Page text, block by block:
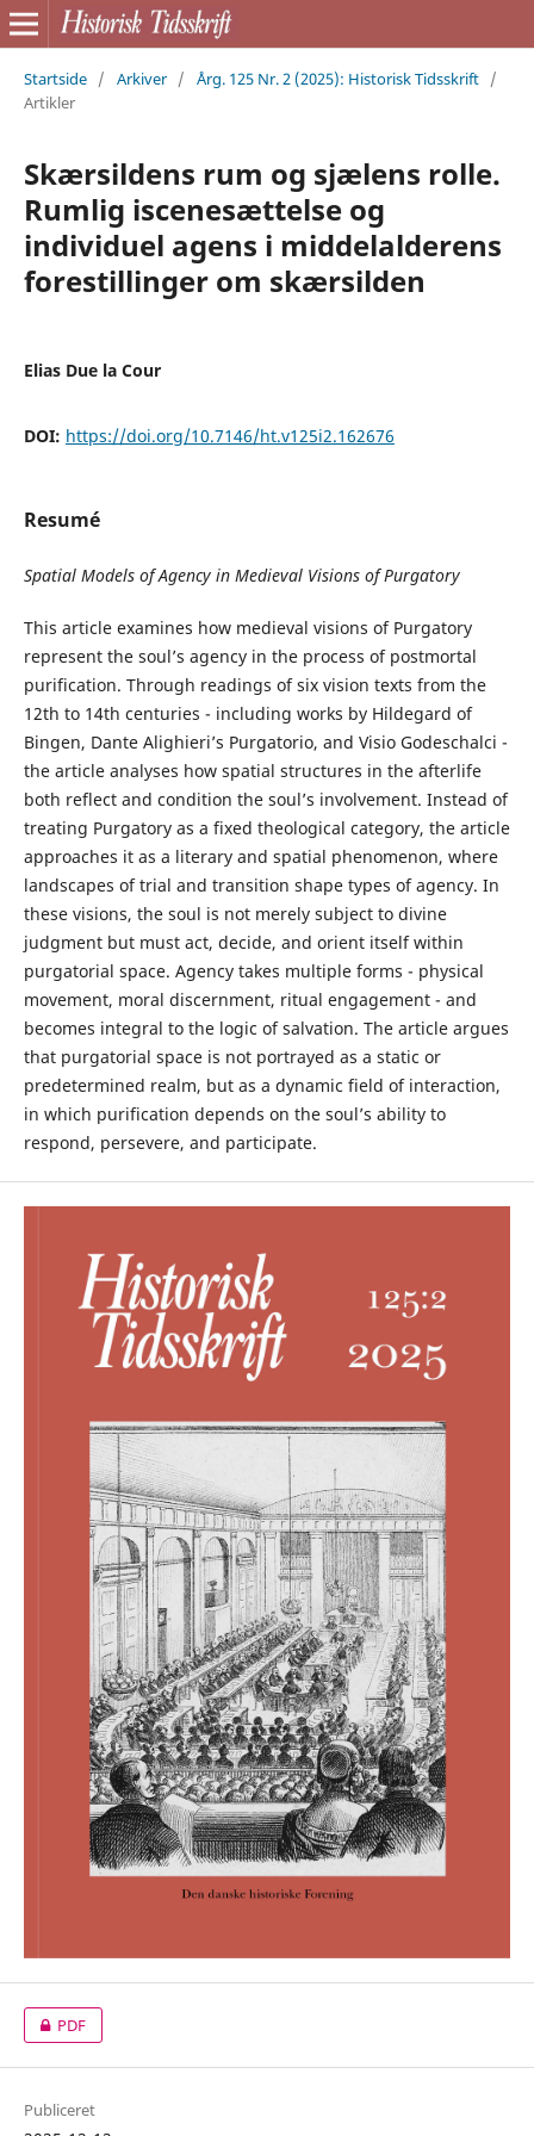
Startside / Arkiver / Årg. 125 Nr. 2 (2025): Historisk Tidsskrift /
Artikler
Skærsildens rum og sjælens rolle.
Rumlig iscenesættelse og
individuel agens i middelalderens
forestillinger om skærsilden
Elias Due la Cour
DOI: https://doi.org/10.7146/ht.v125i2.162676
Resumé
Spatial Models of Agency in Medieval Visions of Purgatory
This article examines how medieval visions of Purgatory
represent the soul’s agency in the process of postmortal
purification. Through readings of six vision texts from the
12th to 14th centuries - including works by Hildegard of
Bingen, Dante Alighieri’s Purgatorio, and Visio Godeschalci -
the article analyses how spatial structures in the afterlife
both reflect and condition the soul’s involvement. Instead of
treating Purgatory as a fixed theological category, the article
approaches it as a literary and spatial phenomenon, where
landscapes of trial and transition shape types of agency. In
these visions, the soul is not merely subject to divine
judgment but must act, decide, and orient itself within
purgatorial space. Agency takes multiple forms - physical
movement, moral discernment, ritual engagement - and
becomes integral to the logic of salvation. The article argues
that purgatorial space is not portrayed as a static or
predetermined realm, but as a dynamic field of interaction,
in which purification depends on the soul’s ability to
respond, persevere, and participate.
PDF
Publiceret